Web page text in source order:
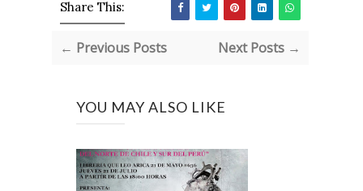
Share This:
← Previous Posts Next Posts →
YOU MAY ALSO LIKE